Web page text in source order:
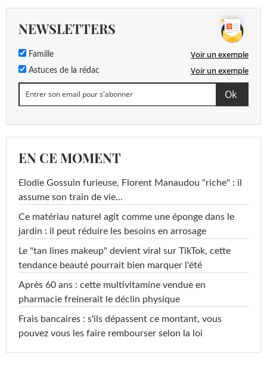
NEWSLETTERS
Famille Voir un exemple
Astuces de la rédac Voir un exemple
EN CE MOMENT
Elodie Gossuin furieuse, Florent Manaudou "riche" : il
assume son train de vie...
Ce matériau naturel agit comme une éponge dans le
jardin : il peut réduire les besoins en arrosage
Le "tan lines makeup" devient viral sur TikTok, cette
tendance beauté pourrait bien marquer l'été
Après 60 ans : cette multivitamine vendue en
pharmacie freinerait le déclin physique
Frais bancaires : s'ils dépassent ce montant, vous
pouvez vous les faire rembourser selon la loi